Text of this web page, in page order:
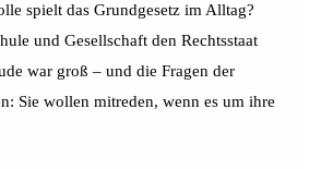
spielt das Grundgesetz im Alltag?
und Gesellschaft den Rechtsstaat
war groß – und die Fragen der
Sie wollen mitreden, wenn es um ihre